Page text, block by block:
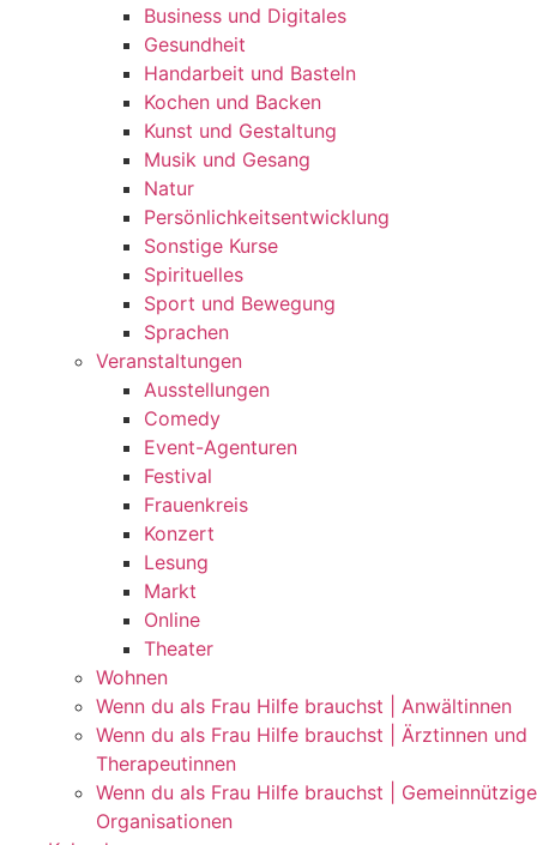
Business und Digitales
Gesundheit
Handarbeit und Basteln
Kochen und Backen
Kunst und Gestaltung
Musik und Gesang
Natur
Persönlichkeitsentwicklung
Sonstige Kurse
Spirituelles
Sport und Bewegung
Sprachen
Veranstaltungen
Ausstellungen
Comedy
Event-Agenturen
Festival
Frauenkreis
Konzert
Lesung
Markt
Online
Theater
Wohnen
Wenn du als Frau Hilfe brauchst | Anwältinnen
Wenn du als Frau Hilfe brauchst | Ärztinnen und
Therapeutinnen
Wenn du als Frau Hilfe brauchst | Gemeinnützige
Organisationen